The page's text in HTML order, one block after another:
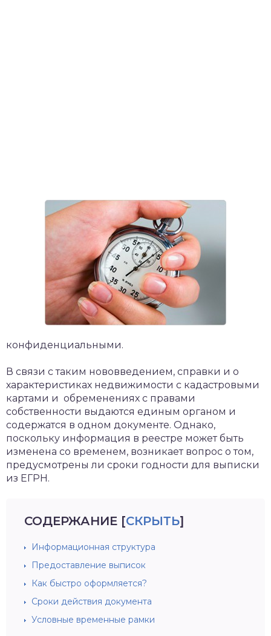
конфиденциальными.
В связи с таким нововведением, справки и о
характеристиках недвижимости с кадастровыми
картами и обременениях с правами
собственности выдаются единым органом и
содержатся в одном документе. Однако,
поскольку информация в реестре может быть
изменена со временем, возникает вопрос о том,
предусмотрены ли сроки годности для выписки
из ЕГРН.
СОДЕРЖАНИЕ [СКРЫТЬ]
Информационная структура
Предоставление выписок
Как быстро оформляется?
Сроки действия документа
Условные временные рамки